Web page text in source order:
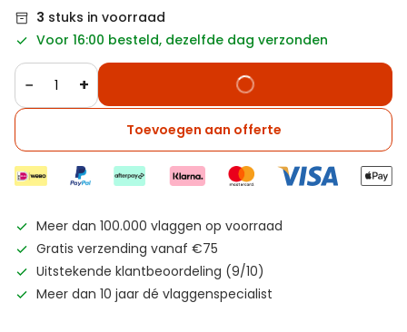
3 stuks in voorraad
Voor 16:00 besteld, dezelfde dag verzonden
− +
Toevoegen aan offerte
Meer dan 100.000 vlaggen op voorraad
Gratis verzending vanaf €75
Uitstekende klantbeoordeling (9/10)
Meer dan 10 jaar dé vlaggenspecialist